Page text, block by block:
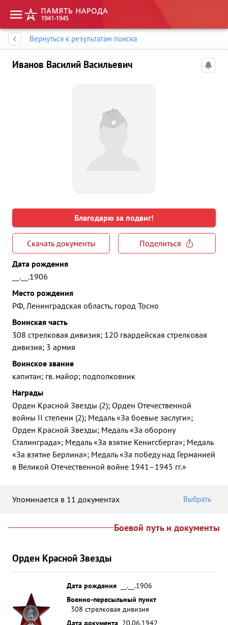
Вернуться к результатам поиска
Иванов Василий Васильевич
Благодарю за подвиг!
Скачать документы
Поделиться
Дата рождения
__.__.1906
Место рождения
РФ, Ленинградская область, город Тосно
Воинская часть
308 стрелковая дивизия; 120 гвардейская стрелковая
дивизия; 3 армия
Воинское звание
капитан; гв. майор; подполковник
Награды
Орден Красной Звезды (2); Орден Отечественной
войны II степени (2); Медаль «За боевые заслуги»;
Орден Красной Звезды; Медаль «За оборону
Сталинграда»; Медаль «За взятие Кенигсберга»; Медаль
«За взятие Берлина»; Медаль «За победу над Германией
в Великой Отечественной войне 1941–1945 гг.»
Упоминается в 11 документах Выбрать
Боевой путь и документы
Орден Красной Звезды
Дата рождения
__.__.1906
Военно-пересыльный пункт
308 стрелковая дивизия
Дата документа 20.06.1942
Память народа